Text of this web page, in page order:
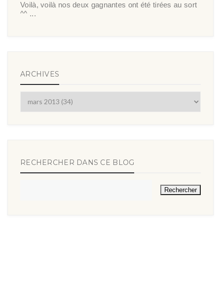
Voilà, voilà nos deux gagnantes ont été tirées au sort
^^ ...
ARCHIVES
RECHERCHER DANS CE BLOG